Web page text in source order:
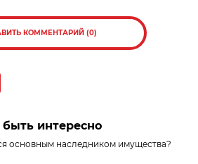
КОММЕНТАРИЙ (0)
интересно
основным наследником имущества?